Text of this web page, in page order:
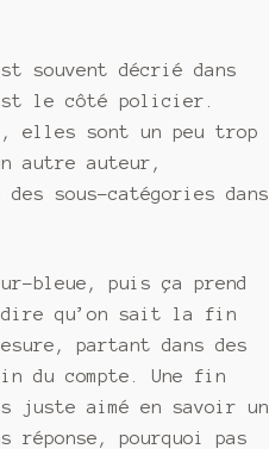
souvent décrié dans
le côté policier.
elles sont un peu trop
autre auteur,
sous-catégories dans
bleue, puis ça prend
dire qu’on sait la fin
partant dans des
du compte. Une fin
juste aimé en savoir un
réponse, pourquoi pas